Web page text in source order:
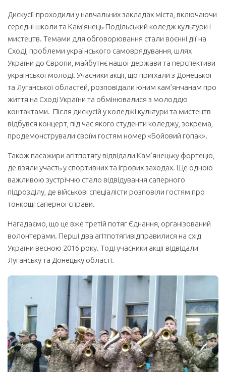
Дискусії проходили у навчальних закладах міста, включаючи
середні школи та Кам’янець-Подільський коледж культури і
мистецтв. Темами для обговорювання стали воєнні дії на
Сході, проблеми українського самоврядування, шлях
України до Європи, майбутнє нашої держави та перспективи
української молоді. Учасники акції, що приїхали з Донецької
та Луганської областей, розповідали юним кам’янчанам про
життя на Сході України та обмінювалися з молоддю
контактами. Після дискусій у коледжі культури та мистецтв
відбувся концерт, під час якого студенти коледжу, зокрема,
продемонстрували своїм гостям номер «Бойовий гопак».
Також пасажири агітпотягу відвідали Кам’янецьку фортецю,
де взяли участь у спортивних та ігрових заходах. Ще одною
важливою зустріччю стало відвідування саперного
підрозділу, де військові спеціалісти розповіли гостям про
тонкощі саперної справи.
Нагадаємо, що це вже третій потяг Єднання, організований
волонтерами. Перші два агітпотягивідправилися на схід
України весною 2016 року. Тоді учасники акції відвідали
Луганську та Донецьку області.